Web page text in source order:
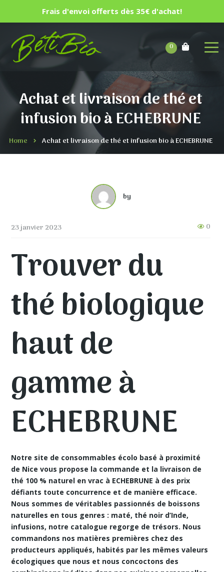
0
Achat et livraison de thé et
infusion bio à ECHEBRUNE
Home Achat et livraison de thé et infusion bio à ECHEBRUNE
by
23 janvier 2023 0
Trouver du
thé biologique
haut de
gamme à
ECHEBRUNE
Notre site de consommables écolo basé à proximité
de Nice vous propose la commande et la livraison de
thé 100 % naturel en vrac à ECHEBRUNE à des prix
défiants toute concurrence et de manière efficace.
Nous sommes de véritables passionnés de boissons
naturelles en tous genres : maté, thé noir d’Inde,
infusions, notre catalogue regorge de trésors. Nous
commandons nos matières premières chez des
producteurs appliqués, habités par les mêmes valeurs
écologiques que nous et nous concoctons des
Frais d'envoi offerts dès 35€ d'achat!